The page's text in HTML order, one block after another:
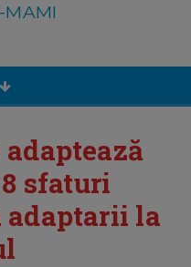
sfaturi
adaptarii la